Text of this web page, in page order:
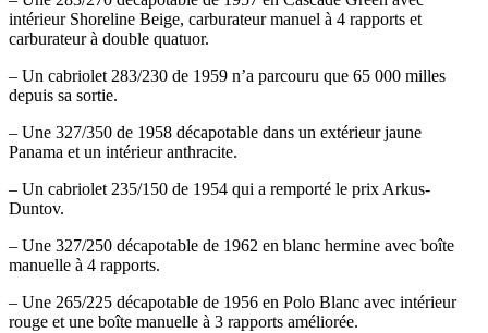
intérieur Shoreline Beige, carburateur manuel à 4 rapports et
carburateur à double quatuor.
– Un cabriolet 283/230 de 1959 n’a parcouru que 65 000 milles
depuis sa sortie.
– Une 327/350 de 1958 décapotable dans un extérieur jaune
Panama et un intérieur anthracite.
– Un cabriolet 235/150 de 1954 qui a remporté le prix Arkus-
Duntov.
– Une 327/250 décapotable de 1962 en blanc hermine avec boîte
manuelle à 4 rapports.
– Une 265/225 décapotable de 1956 en Polo Blanc avec intérieur
rouge et une boîte manuelle à 3 rapports améliorée.